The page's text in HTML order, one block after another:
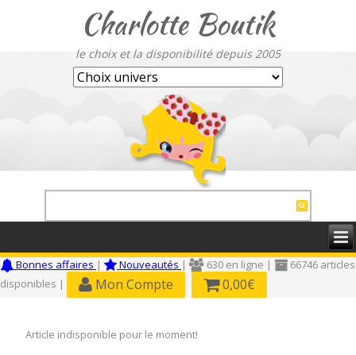
Charlotte Boutik
le choix et la disponibilité depuis 2005
Bonnes affaires | Nouveautés | 630 en ligne |
66746 articles
disponibles |
Mon Compte 0,00€
Article indisponible pour le moment!